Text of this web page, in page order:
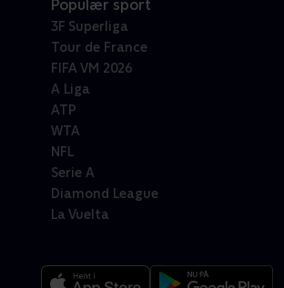
Populær sport
3F Superliga
Tour de France
FIFA VM 2026
A Liga
ATP
WTA
NFL
Serie A
Diamond League
La Vuelta